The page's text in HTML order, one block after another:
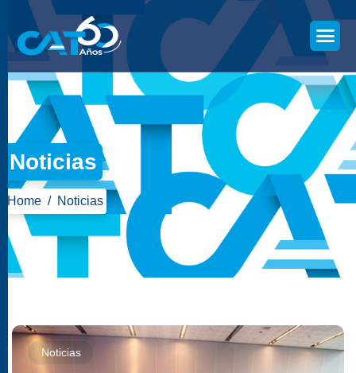
Noticias
Home Noticias
Noticias